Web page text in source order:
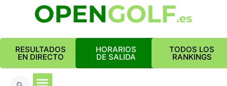
RESULTADOS
EN DIRECTO
HORARIOS
DE SALIDA
TODOS LOS
RANKINGS